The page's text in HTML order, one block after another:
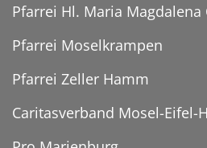
Pfarrei Hl. Maria Magdalena
Pfarrei Moselkrampen
Pfarrei Zeller Hamm
Caritasverband Mosel-Eifel-